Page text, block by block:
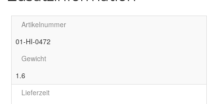
Artikelnummer
01-HI-0472
Gewicht
1.6
Lieferzeit